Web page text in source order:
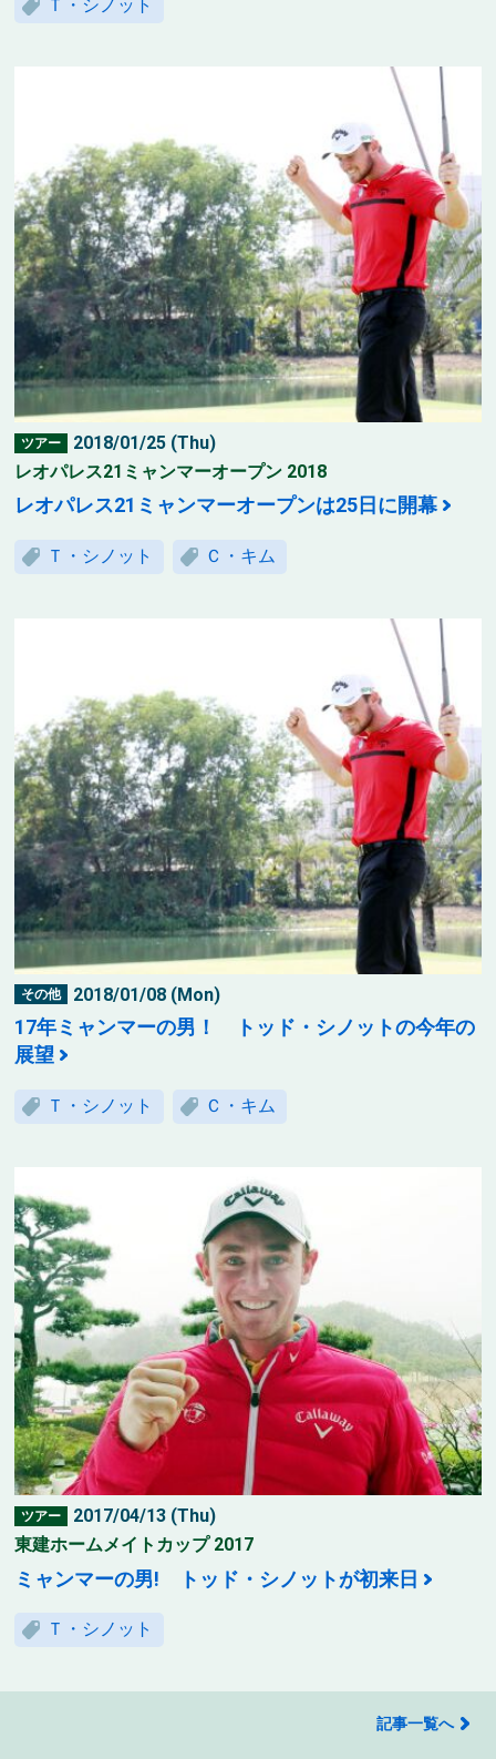
Ｔ・シノット
ツアー
2018/01/25 (Thu)
レオパレス21ミャンマーオープン 2018
レオパレス21ミャンマーオープンは25日に開幕
Ｔ・シノット Ｃ・キム
その他 2018/01/08 (Mon)
17年ミャンマーの男！ トッド・シノットの今年の
展望
Ｔ・シノット Ｃ・キム
ツアー
2017/04/13 (Thu)
東建ホームメイトカップ 2017
ミャンマーの男! トッド・シノットが初来日
Ｔ・シノット
記事一覧へ